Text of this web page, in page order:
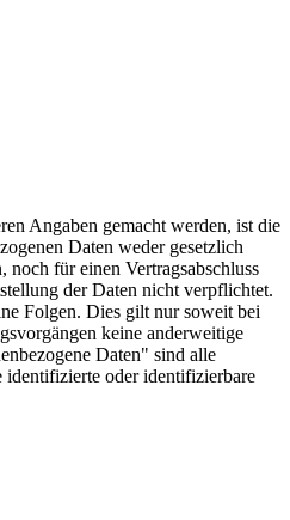
Angaben gemacht werden, ist die
Daten weder gesetzlich
noch für einen Vertragsabschluss
der Daten nicht verpflichtet.
Folgen. Dies gilt nur soweit bei
keine anderweitige
Daten" sind alle
oder identifizierbare